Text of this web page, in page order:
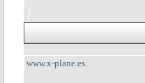
www.x-plane.es